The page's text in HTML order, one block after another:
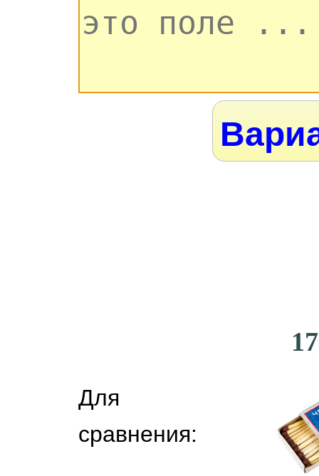
Для
сравнения: